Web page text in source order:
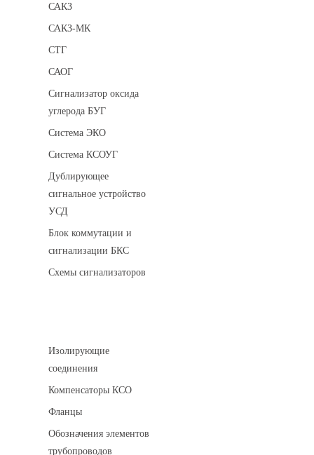
САКЗ
САКЗ-МК
СТГ
САОГ
Сигнализатор оксида
углерода БУГ
Система ЭКО
Система КСОУГ
Дублирующее
сигнальное устройство
УСД
Блок коммутации и
сигнализации БКС
Схемы сигнализаторов
Изолирующие
соединения
Компенсаторы КСО
Фланцы
Обозначения элементов
трубопроводов